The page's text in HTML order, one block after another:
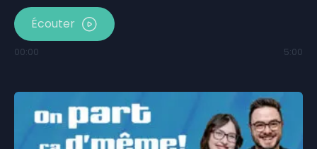
Écouter
00:00 5:00